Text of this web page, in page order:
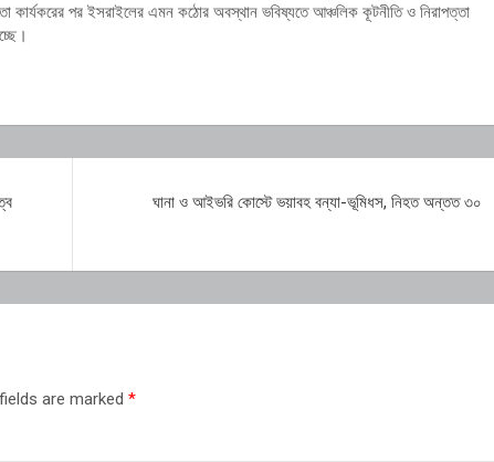
কার্যকরের পর ইসরাইলের এমন কঠোর অবস্থান ভবিষ্যতে আঞ্চলিক কূটনীতি ও নিরাপত্তা
ঘানা ও আইভরি কোস্টে ভয়াবহ বন্যা-ভূমিধস, নিহত অন্তত ৩০
are marked *